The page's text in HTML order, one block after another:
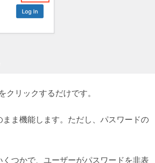
リックするだけです。
ま機能します。ただし、パスワードの
つかで、ユーザーがパスワードを非表